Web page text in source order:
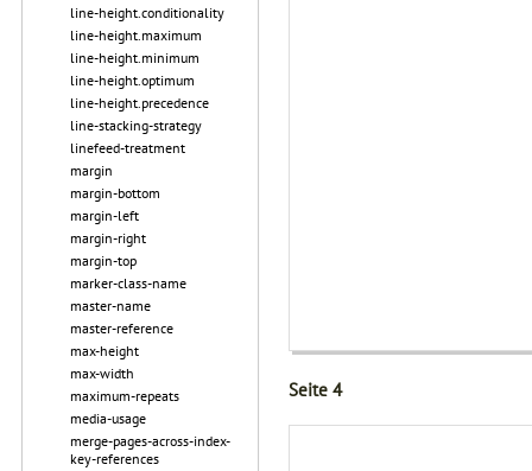
line-height.conditionality
line-height.maximum
line-height.minimum
line-height.optimum
line-height.precedence
line-stacking-strategy
linefeed-treatment
margin
margin-bottom
margin-left
margin-right
margin-top
marker-class-name
master-name
master-reference
max-height
max-width
maximum-repeats
media-usage
merge-pages-across-index-
key-references
Seite 4